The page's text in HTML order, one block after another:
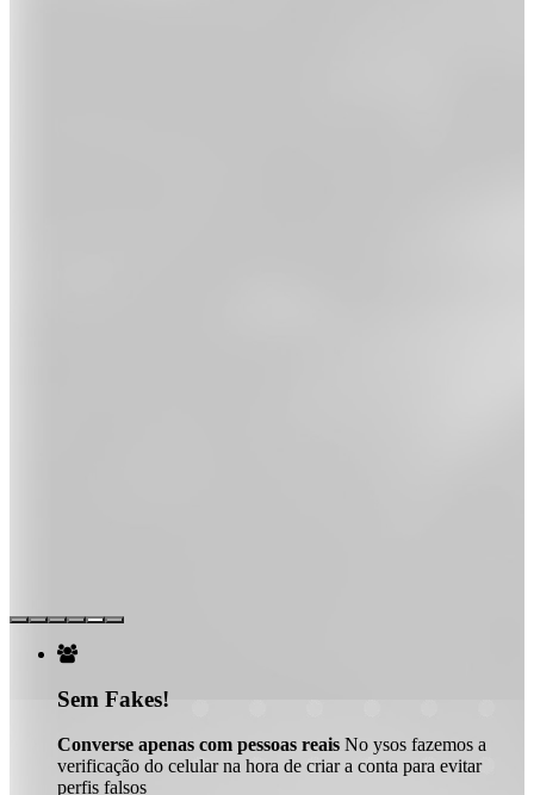

Sem Fakes!
Converse apenas com pessoas reais No ysos fazemos a
verificação do celular na hora de criar a conta para evitar
perfis falsos